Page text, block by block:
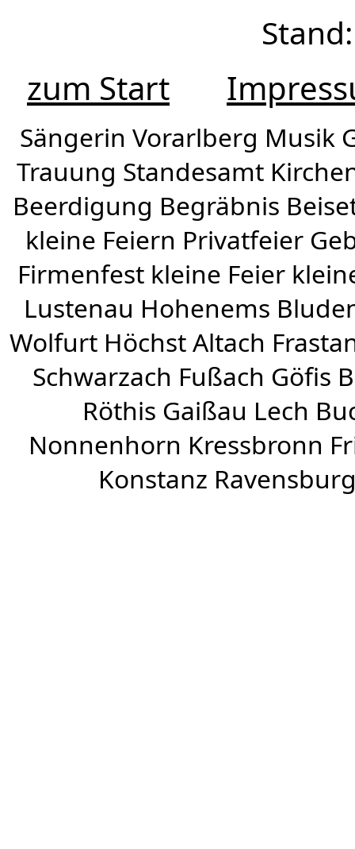
zum Start
Sängerin Vorarlberg Musik
Trauung Standesamt
Beerdigung Begräbnis
kleine Feiern Privatfeier
Firmenfest kleine Feier
Lustenau Hohenems
Wolfurt HöchstAltach
Schwarzach Fußach Göfis
Röthis Gaißau Lech
Nonnenhorn Kressbronn
Konstanz